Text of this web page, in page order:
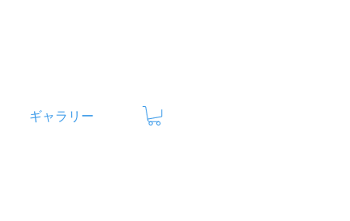
ギャラリー